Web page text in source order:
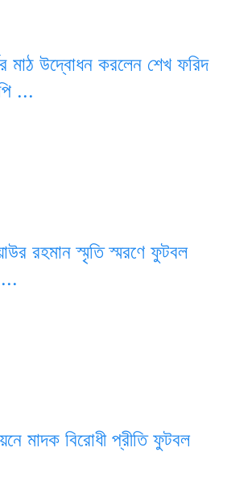
মাঠ উদ্বোধন করলেন শেখ ফরিদ
...
রহমান স্মৃতি স্মরণে ফুটবল
...
মাদক বিরোধী প্রীতি ফুটবল